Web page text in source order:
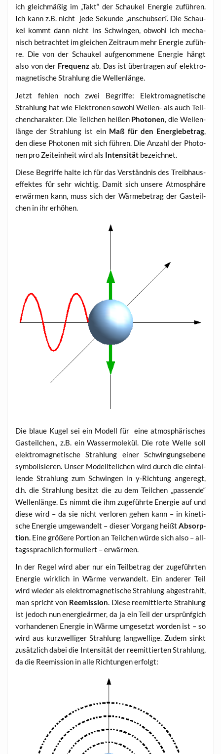
ich gleich­mä­ßig im „Takt“ der Schau­kel Ener­gie zufüh­ren.
Ich kann z.B. nicht jede Sekun­de „anschub­sen“. Die Schau­
kel kommt dann nicht ins Schwin­gen, obwohl ich mecha­
nisch betrach­tet im glei­chen Zeit­raum mehr Ener­gie zufüh­
re. Die von der Schau­kel auf­ge­nom­me­ne Ener­gie hängt
also von der Fre­quenz ab. Das ist über­tra­gen auf elek­tro­
ma­gne­ti­sche Strah­lung die Wellenlänge.
Jetzt feh­len noch zwei Begrif­fe: Elek­tro­ma­gne­ti­sche
Strah­lung hat wie Elek­tro­nen sowohl Wel­len- als auch Teil­
chen­cha­rak­ter. Die Teil­chen hei­ßen Pho­to­nen, die Wel­len­
län­ge der Strah­lung ist ein Maß für den Ener­gie­be­trag,
den die­se Pho­to­nen mit sich füh­ren. Die Anzahl der Pho­to­
nen pro Zeit­ein­heit wird als Inten­si­tät bezeich­net.
Die­se Begrif­fe hal­te ich für das Ver­ständ­nis des Treib­haus­
ef­fek­tes für sehr wich­tig. Damit sich unse­re Atmo­sphä­re
erwär­men kann, muss sich der Wär­me­be­trag der Gas­teil­
chen in ihr erhöhen.
Die blaue Kugel sei ein Modell für eine atmo­sphä­ri­sches
Gas­teil­chen., z.B. ein Was­ser­mo­le­kül. Die rote Wel­le soll
elek­tro­ma­gne­ti­sche Strah­lung einer Schwin­gungs­ebe­ne
sym­bo­li­sie­ren. Unser Modell­teil­chen wird durch die ein­fal­
len­de Strah­lung zum Schwin­gen in y‑Richtung ange­regt,
d.h. die Strah­lung besitzt die zu dem Teil­chen „pas­sen­de“
Wel­len­län­ge. Es nimmt die ihm zuge­führ­te Ener­gie auf und
die­se wird – da sie nicht ver­lo­ren gehen kann – in kine­ti­
sche Ener­gie umge­wan­delt – die­ser Vor­gang heißt Absorp­
ti­on. Eine grö­ße­re Por­ti­on an Teil­chen wür­de sich also – all­
tags­sprach­lich for­mu­liert – erwärmen.
In der Regel wird aber nur ein Teil­be­trag der zuge­führ­ten
Ener­gie wirk­lich in Wär­me ver­wan­delt. Ein ande­rer Teil
wird wie­der als elek­tro­ma­gne­ti­sche Strah­lung abge­strahlt,
man spricht von Ree­mis­si­on. Die­se ree­mit­tier­te Strah­lung
ist jedoch nun ener­gie­är­mer, da ja ein Teil der ursprün­f­gich
vor­han­de­nen Ener­gie in Wär­me umge­setzt wor­den ist – so
wird aus kurz­wel­li­ger Strah­lung lang­wel­li­ge. Zudem sinkt
zusätz­lich dabei die Inten­si­tät der ree­mit­tier­ten Strah­lung,
da die Ree­mis­si­on in alle Rich­tun­gen erfolgt: